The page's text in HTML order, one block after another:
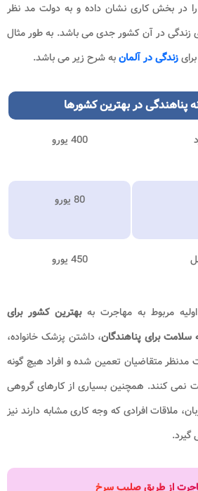
در بخش کاری نشان داده و به دولت مد نظر
زندگی در آن کشور جدی می باشد. به طور مثال
زندگی در آلمانبه شرح زیر می باشد.
پناهندگی در بهترین کشورها​
400 یورو
80 یورو
450 یورو
مربوط به مهاجرت بهبهترین کشور برای
سلامت برای پناهندگان، داشتن پزشک خانواده،
مدنظر متقاضیان تعمین شده و افراد هیچ گونه
نمی کنند. همچنین بسیاری از کارهای گروهی
ملاقات افرادی که وجه کاری مشابه دارند نیز
از طریق صلیب سرخ